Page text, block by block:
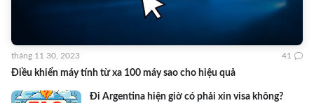
Điều khiển máy tính từ xa 100 máy sao cho hiệu quả
tháng 11 30, 2023 41
Đi Argentina hiện giờ có phải xin visa không?